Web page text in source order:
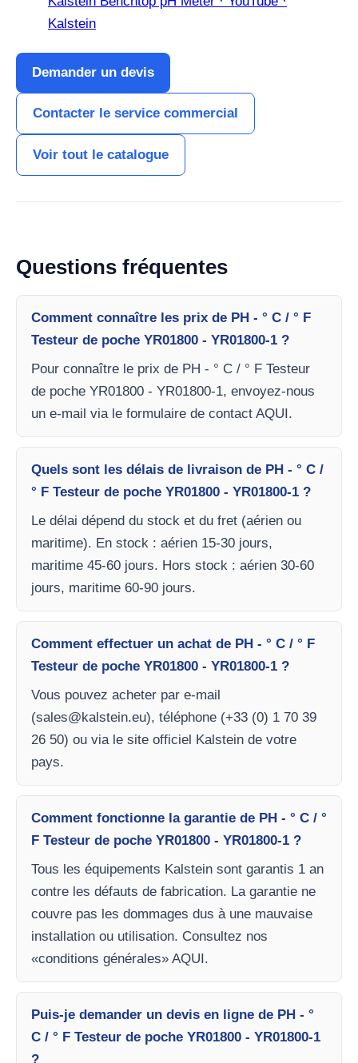
Kalstein
Demander un devis
Contacter le service commercial
Voir tout le catalogue
Questions fréquentes
Comment connaître les prix de PH - ° C / ° F
Testeur de poche YR01800 - YR01800-1 ?
Pour connaître le prix de PH - ° C / ° F Testeur
de poche YR01800 - YR01800-1, envoyez-nous
un e-mail via le formulaire de contact AQUI.
Quels sont les délais de livraison de PH - ° C /
° F Testeur de poche YR01800 - YR01800-1 ?
Le délai dépend du stock et du fret (aérien ou
maritime). En stock : aérien 15-30 jours,
maritime 45-60 jours. Hors stock : aérien 30-60
jours, maritime 60-90 jours.
Comment effectuer un achat de PH - ° C / ° F
Testeur de poche YR01800 - YR01800-1 ?
Vous pouvez acheter par e-mail
(sales@kalstein.eu), téléphone (+33 (0) 1 70 39
26 50) ou via le site officiel Kalstein de votre
pays.
Comment fonctionne la garantie de PH - ° C / °
F Testeur de poche YR01800 - YR01800-1 ?
Tous les équipements Kalstein sont garantis 1 an
contre les défauts de fabrication. La garantie ne
couvre pas les dommages dus à une mauvaise
installation ou utilisation. Consultez nos
«conditions générales» AQUI.
Puis-je demander un devis en ligne de PH - °
C / ° F Testeur de poche YR01800 - YR01800-1
?